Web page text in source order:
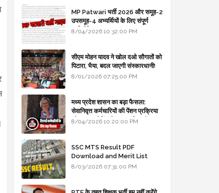
MP Patwari भर्ती 2026 और समूह-2
उपसमूह-4 अभ्यर्थियों के लिए संपूर्ण
मार्गदर्शिका
8/04/2026 10:32:00 PM
सीएम मोहन यादव ने खोल दओ सौगातों को
पिटारा, भैया, बदल जाएगी संस्कारधानी!
8/01/2026 07:25:00 PM
मध्य प्रदेश शासन का बड़ा फैसला:
सेवानिवृत्त कर्मचारियों की पेंशन प्रक्रिया
और बजट कोडिंग में हुए क्रांतिकारी
8/04/2026 10:20:00 PM
SSC MTS Result PDF
Download and Merit List
Update
8/03/2026 07:31:00 PM